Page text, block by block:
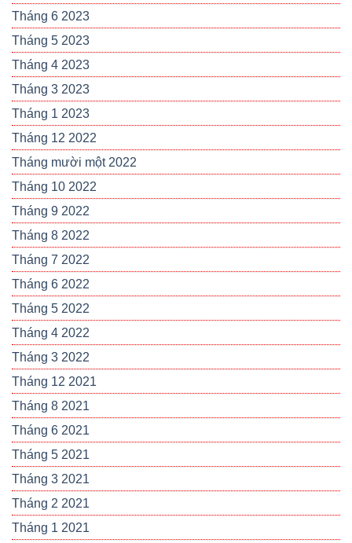
Tháng 6 2023
Tháng 5 2023
Tháng 4 2023
Tháng 3 2023
Tháng 1 2023
Tháng 12 2022
Tháng mười một 2022
Tháng 10 2022
Tháng 9 2022
Tháng 8 2022
Tháng 7 2022
Tháng 6 2022
Tháng 5 2022
Tháng 4 2022
Tháng 3 2022
Tháng 12 2021
Tháng 8 2021
Tháng 6 2021
Tháng 5 2021
Tháng 3 2021
Tháng 2 2021
Tháng 1 2021